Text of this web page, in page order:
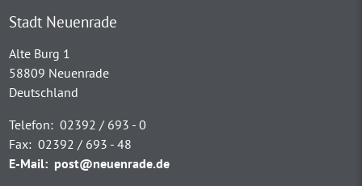
Stadt Neuenrade
Alte Burg 1
58809 Neuenrade
Deutschland
Telefon: 02392 / 693 - 0
Fax: 02392 / 693 - 48
E-Mail: post@neuenrade.de